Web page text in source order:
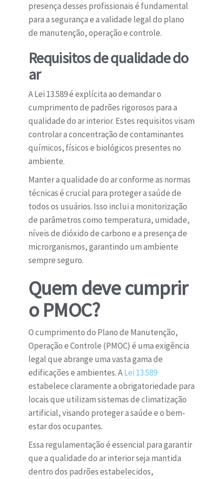
presença desses profissionais é fundamental
para a segurança e a validade legal do plano
de manutenção, operação e controle.
Requisitos de qualidade do
ar
A Lei 13.589 é explícita ao demandar o
cumprimento de padrões rigorosos para a
qualidade do ar interior. Estes requisitos visam
controlar a concentração de contaminantes
químicos, físicos e biológicos presentes no
ambiente.
Manter a qualidade do ar conforme as normas
técnicas é crucial para proteger a saúde de
todos os usuários. Isso inclui a monitorização
de parâmetros como temperatura, umidade,
níveis de dióxido de carbono e a presença de
microrganismos, garantindo um ambiente
sempre seguro.
Quem deve cumprir
o PMOC?
O cumprimento do Plano de Manutenção,
Operação e Controle (PMOC) é uma exigência
legal que abrange uma vasta gama de
edificações e ambientes. ALei 13.589
estabelece claramente a obrigatoriedade para
locais que utilizam sistemas de climatização
artificial, visando proteger a saúde e o bem-
estar dos ocupantes.
Essa regulamentação é essencial para garantir
que a qualidade do ar interior seja mantida
dentro dos padrões estabelecidos,